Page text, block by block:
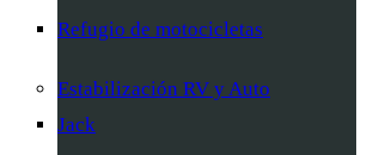
Refugio de motocicletas
Estabilización RV y Auto
Jack